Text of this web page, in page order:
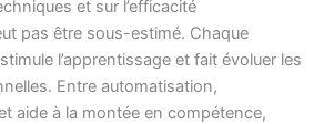
et sur l’efficacité
pas être sous-estimé. Chaque
l’apprentissage et fait évoluer les
Entre automatisation,
aide à la montée en compétence,